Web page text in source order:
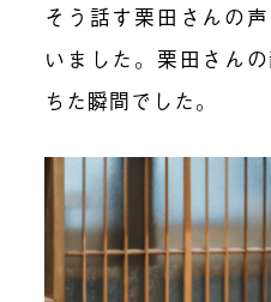
そう話す栗田さんの
いました。栗田さん
ちた瞬間でした。